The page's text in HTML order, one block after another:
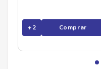
+2 Comprar